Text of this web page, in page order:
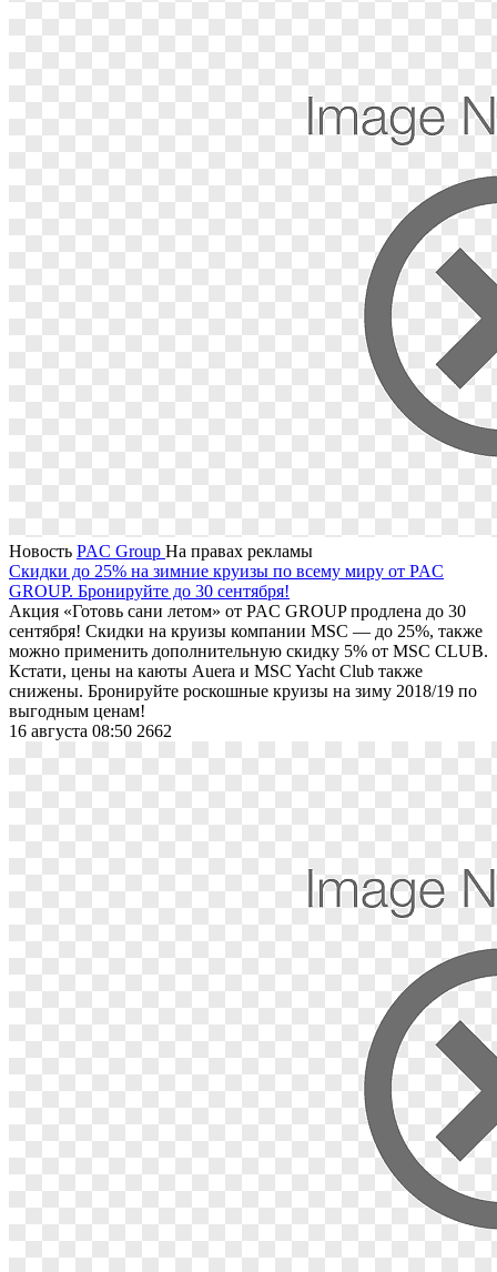
Новость PAC Group На правах рекламы
Скидки до 25% на зимние круизы по всему миру от PAC
GROUP. Бронируйте до 30 сентября!
Акция «Готовь сани летом» от PAC GROUP продлена до 30
сентября! Скидки на круизы компании MSC — до 25%, также
можно применить дополнительную скидку 5% от MSC CLUB.
Кстати, цены на каюты Auera и MSC Yacht Club также
снижены. Бронируйте роскошные круизы на зиму 2018/19 по
выгодным ценам!
16 августа 08:50 2662